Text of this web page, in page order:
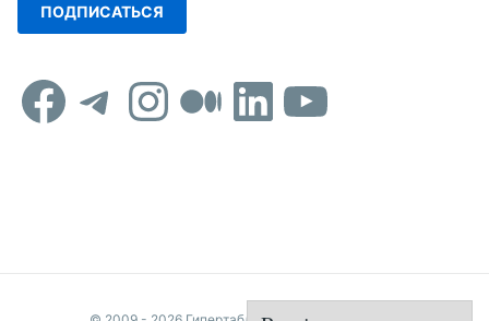
ПОДПИСАТЬСЯ
Facebook
Telegram
Instagram
Средний
LinkedIn